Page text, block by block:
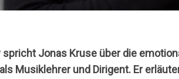
Jonas Kruse über die
Musiklehrer und Dirigent. Er